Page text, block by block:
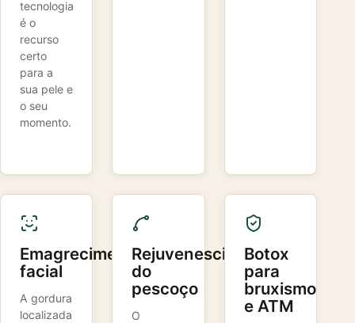
tecnologia
é o
recurso
certo
para a
sua pele e
o seu
momento.
Emagrecimento
facial
A gordura
localizada
Rejuvenescimento
do
pescoço
O
Botox
para
bruxismo
e ATM